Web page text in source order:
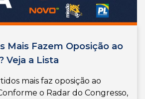
Mais Fazem Oposição ao
Veja a Lista
mais faz oposição ao
o Radar do Congresso,